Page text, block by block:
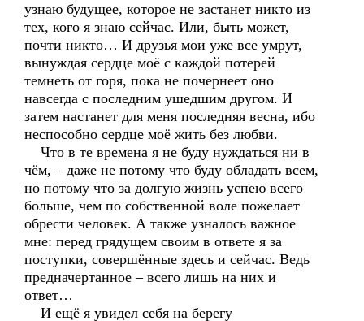
узнаю будущее, которое не застанет никто из
тех, кого я знаю сейчас. Или, быть может,
почти никто… И друзья мои уже все умрут,
вынуждая сердце моё с каждой потерей
темнеть от горя, пока не почернеет оно
навсегда с последним ушедшим другом. И
затем настанет для меня последняя весна, ибо
неспособно сердце моё жить без любви.
Что в те времена я не буду нуждаться ни в
чём, – даже не потому что буду обладать всем,
но потому что за долгую жизнь успею всего
больше, чем по собственной воле пожелает
обрести человек. А также узналось важное
мне: перед грядущем своим в ответе я за
поступки, совершённые здесь и сейчас. Ведь
предначертанное – всего лишь на них и
ответ…
И ещё я увидел себя на берегу